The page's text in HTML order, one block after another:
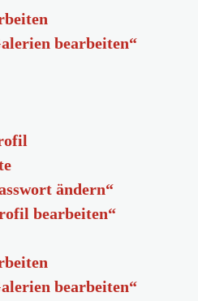
bearbeiten“
ändern“
bearbeiten“
bearbeiten“